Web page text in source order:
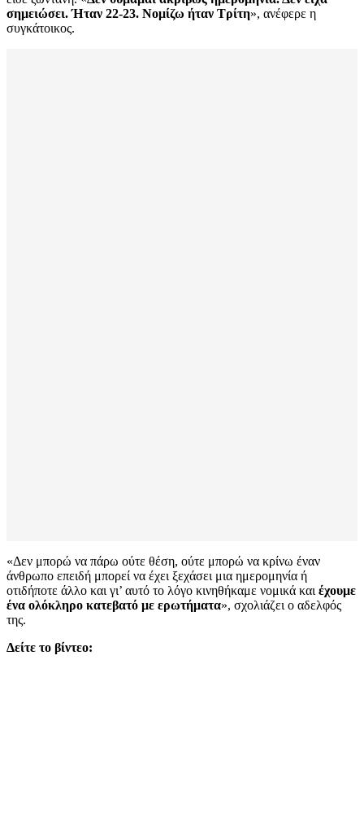
σημειώσει. Ήταν 22-23. Νομίζω ήταν Τρίτη», ανέφερε η
συγκάτοικος.
«Δεν μπορώ να πάρω ούτε θέση, ούτε μπορώ να κρίνω έναν
άνθρωπο επειδή μπορεί να έχει ξεχάσει μια ημερομηνία ή
οτιδήποτε άλλο και γι’ αυτό το λόγο κινηθήκαμε νομικά και έχουμε
ένα ολόκληρο κατεβατό με ερωτήματα», σχολιάζει ο αδελφός
της.
Δείτε το βίντεο: